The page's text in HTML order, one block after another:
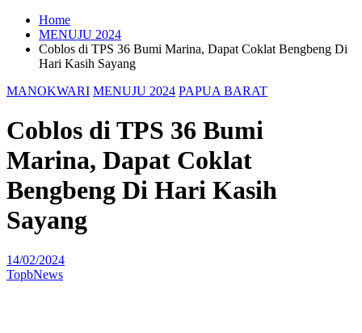
Home
MENUJU 2024
Coblos di TPS 36 Bumi Marina, Dapat Coklat Bengbeng Di
Hari Kasih Sayang
MANOKWARI MENUJU 2024 PAPUA BARAT
Coblos di TPS 36 Bumi
Marina, Dapat Coklat
Bengbeng Di Hari Kasih
Sayang
14/02/2024
TopbNews